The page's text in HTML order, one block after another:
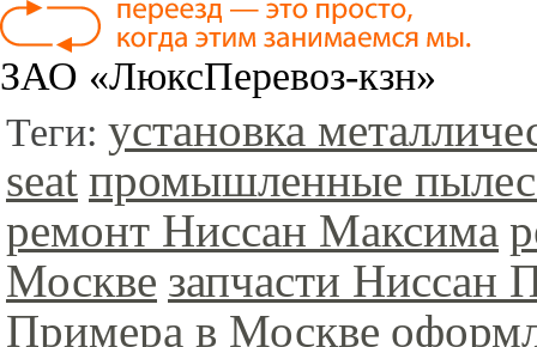
ЗАО «ЛюксПеревоз-кзн»
Теги: установка
seat промышленные
ремонт Ниссан Максима
Москве запчасти Ниссан
Примера в Москве